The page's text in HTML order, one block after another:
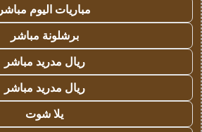
مباريات اليوم مباشر
برشلونة مباشر
ريال مدريد مباشر
ريال مدريد مباشر
يلا شوت